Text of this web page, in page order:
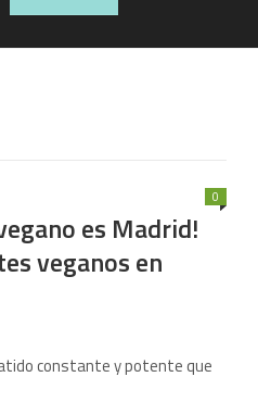
es Madrid!
veganos en
0
constante y potente que